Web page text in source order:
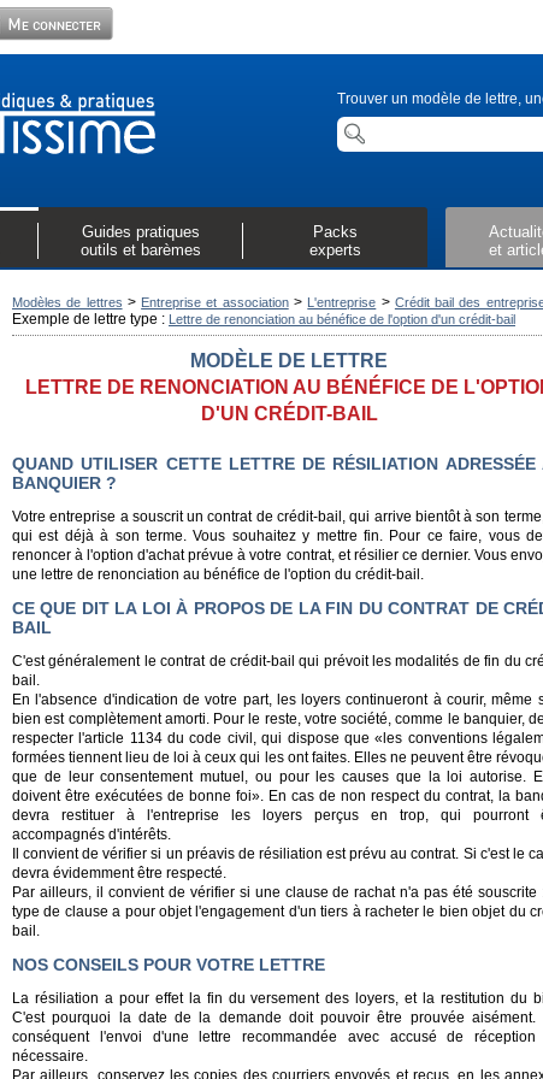
Trouver un modèle de lettre,
Guides pratiques
outils et barèmes
Packs
experts
et
Modèles de lettres > Entreprise et association> L'entreprise > Crédit bail des
Exemple de lettre type : Lettre de renonciation au bénéfice de l'option d'un crédit-bail
MODÈLE DE LETTRE
LETTRE DE RENONCIATION AU BÉNÉFICE DE
D'UN CRÉDIT-BAIL
QUAND UTILISER CETTE LETTRE DE RÉSILIATION ADRESSÉE
BANQUIER ?
Votre entreprise a souscrit un contrat de crédit-bail, qui arrive bientôt à son
qui est déjà à son terme. Vous souhaitez y mettre fin. Pour ce faire, vous
renoncer à l'option d'achat prévue à votre contrat, et résilier ce dernier. Vous
une lettre de renonciation au bénéfice de l'option du crédit-bail.
CE QUE DIT LA LOI À PROPOS DE LA FIN DU CONTRAT DE
BAIL
C'est généralement le contrat de crédit-bail qui prévoit les modalités de fin du
bail.
En l'absence d'indication de votre part, les loyers continueront à courir, même
bien est complètement amorti. Pour le reste, votre société, comme le banquier,
respecter l'article 1134 du code civil, qui dispose que «les conventions
formées tiennent lieu de loi à ceux qui les ont faites. Elles ne peuvent être
que de leur consentement mutuel, ou pour les causes que la loi autorise.
doivent être exécutées de bonne foi». En cas de non respect du contrat, la
devra restituer à l'entreprise les loyers perçus en trop, qui pourront
accompagnés d'intérêts.
Il convient de vérifier si un préavis de résiliation est prévu au contrat. Si c'est le
devra évidemment être respecté.
Par ailleurs, il convient de vérifier si une clause de rachat n'a pas été souscrite
type de clause a pour objet l'engagement d'un tiers à racheter le bien objet du
bail.
NOS CONSEILS POUR VOTRE LETTRE
La résiliation a pour effet la fin du versement des loyers, et la restitution du
C'est pourquoi la date de la demande doit pouvoir être prouvée aisément.
conséquent l'envoi d'une lettre recommandée avec accusé de réception
nécessaire.
Par ailleurs, conservez les copies des courriers envoyés et reçus, en les